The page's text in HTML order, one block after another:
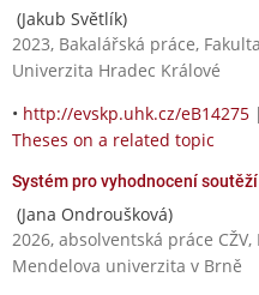
(Jakub Světlík)
2023, Bakalářská práce,
Univerzita Hradec Králové
• http://evskp.uhk.cz/eB14275 |
Theses on a related topic
Systém pro vyhodnocení
(Jana Ondroušková)
2026, absolventská práce
Mendelova univerzita v Brně